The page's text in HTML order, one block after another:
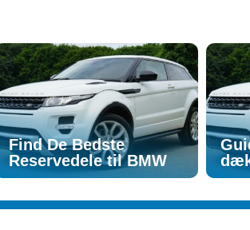
Find De Bedste
Reservedele til BMW